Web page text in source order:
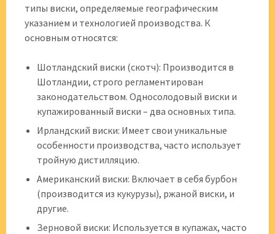
типы виски, определяемые географическим
указанием и технологией производства. К
основным относятся:
Шотландский виски (скотч): Производится в
Шотландии, строго регламентирован
законодательством. Односолодовый виски и
купажированный виски – два основных типа.
Ирландский виски: Имеет свои уникальные
особенности производства, часто использует
тройную дистилляцию.
Американский виски: Включает в себя бурбон
(производится из кукурузы), ржаной виски, и
другие.
Зерновой виски: Используется в купажах, часто